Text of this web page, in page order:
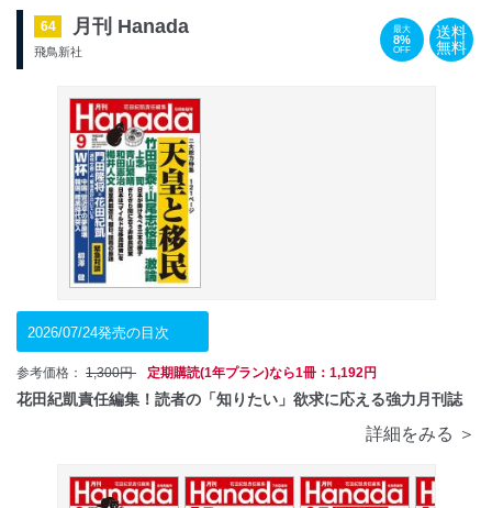
64 月刊 Hanada
飛鳥新社
最大
8%
OFF
送料
無料
2026/07/24発売の目次
参考価格： 1,300円 定期購読(1年プラン)なら1冊：1,192円
花田紀凱責任編集！読者の「知りたい」欲求に応える強力月刊誌
詳細をみる ＞